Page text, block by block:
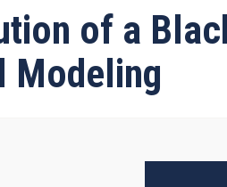
of a
Modeling